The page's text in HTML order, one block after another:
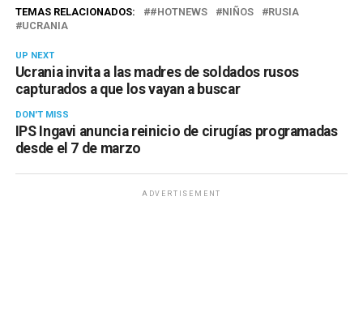
TEMAS RELACIONADOS: #HOTNEWS NIÑOS
RUSIA
UCRANIA
UP NEXT
Ucrania invita a las madres de soldados rusos
capturados a que los vayan a buscar
DON'T MISS
IPS Ingavi anuncia reinicio de cirugías programadas
desde el 7 de marzo
ADVERTISEMENT